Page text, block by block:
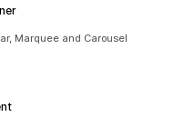
Marquee and Carousel